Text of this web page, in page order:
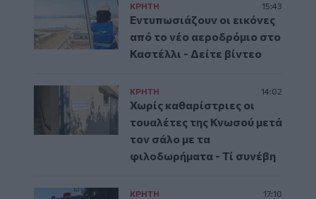
ΚΡΗΤΗ 15:43
Εντυπωσιάζουν οι εικόνες
από το νέο αεροδρόμιο στο
Καστέλλι - Δείτε βίντεο
ΚΡΗΤΗ 14:02
Χωρίς καθαρίστριες οι
τουαλέτες της Κνωσού μετά
τον σάλο με τα
φιλοδωρήματα - Τί συνέβη
ΚΡΗΤΗ 17:10